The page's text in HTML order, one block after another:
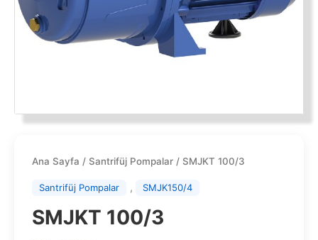
Ana Sayfa / Santrifüj Pompalar / SMJKT 100/3
Santrifüj Pompalar , SMJK150/4
SMJKT 100/3